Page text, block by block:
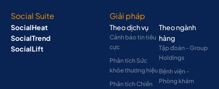
Social Suite
SocialHeat
SocialTrend
SocialLift
Giải pháp
Theo dịch vụ
Cảnh báo tin tiêu
cực
Phân tích Sức
khỏe thương hiệu
Phân tích Chiến
Theo ngành
hàng
Tập đoàn - Group
Holdings
Bệnh viện -
Phòng khám